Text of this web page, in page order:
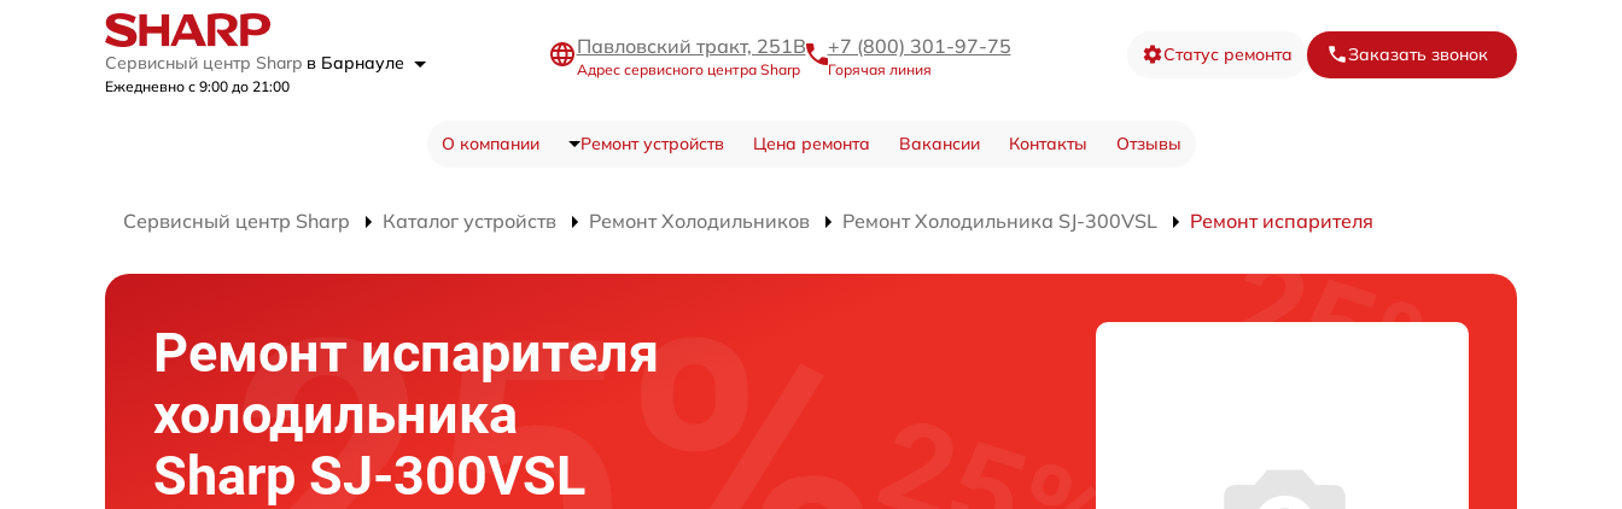
Сервисный центр Sharp в Барнауле
Ежедневно с 9:00 до 21:00
Павловский тракт, 251В
Адрес сервисного центра Sharp
+7 (800) 301-97-75
Горячая линия
Статус ремонта Заказать звонок
О компании Ремонт устройств Цена ремонта Вакансии Контакты Отзывы
Сервисный центр Sharp Каталог устройств Ремонт Холодильников Ремонт Холодильника SJ-300VSL Ремонт испарителя
Ремонт испарителя
холодильника
Sharp SJ-300VSL